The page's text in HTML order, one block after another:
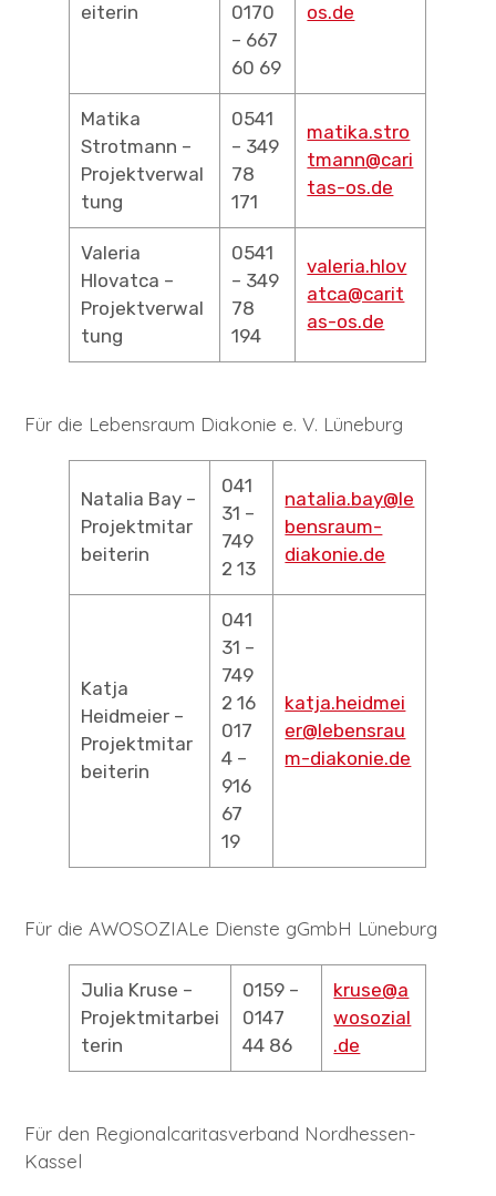
eiterin
0170
– 667
60 69
os.de
Matika
Strotmann –
Projektverwal
tung
0541
– 349
78
171
matika.stro
tmann@cari
tas-os.de
Valeria
Hlovatca –
Projektverwal
tung
0541
– 349
78
194
valeria.hlov
atca@carit
as-os.de
Für die Lebensraum Diakonie e. V. Lüneburg
Natalia Bay –
Projektmitar
beiterin
041
31 –
749
2 13
natalia.bay@le
bensraum-
diakonie.de
Katja
Heidmeier –
Projektmitar
beiterin
041
31 –
749
2 16
017
4 –
916
67
19
katja.heidmei
er@lebensrau
m-diakonie.de
Für die AWOSOZIALe Dienste gGmbH Lüneburg
Julia Kruse –
Projektmitarbei
terin
0159 –
0147
44 86
kruse@a
wosozial
.de
Für den Regionalcaritasverband Nordhessen-
Kassel